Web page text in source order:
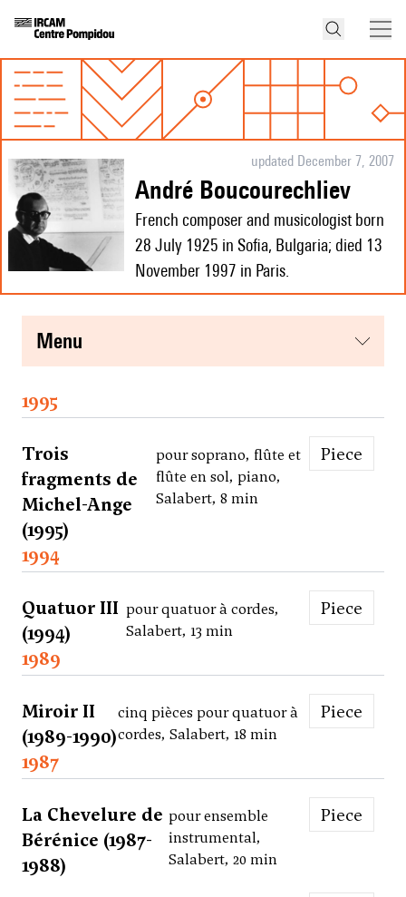
updated December 7, 2007
André Boucourechliev
French composer and musicologist born
28 July 1925 in Sofia, Bulgaria; died 13
November 1997 in Paris.
menu
1995
Trois
fragments de
Michel-Ange
(1995)
pour soprano, flûte et
flûte en sol, piano,
Salabert, 8 min
Piece
1994
Quatuor III
(1994)
pour quatuor à cordes,
Salabert, 13 min
Piece
1989
Miroir II
(1989-1990)
cinq pièces pour quatuor à
cordes, Salabert, 18 min
Piece
1987
La Chevelure de
Bérénice (1987-
1988)
pour ensemble
instrumental,
Salabert, 20 min
Piece